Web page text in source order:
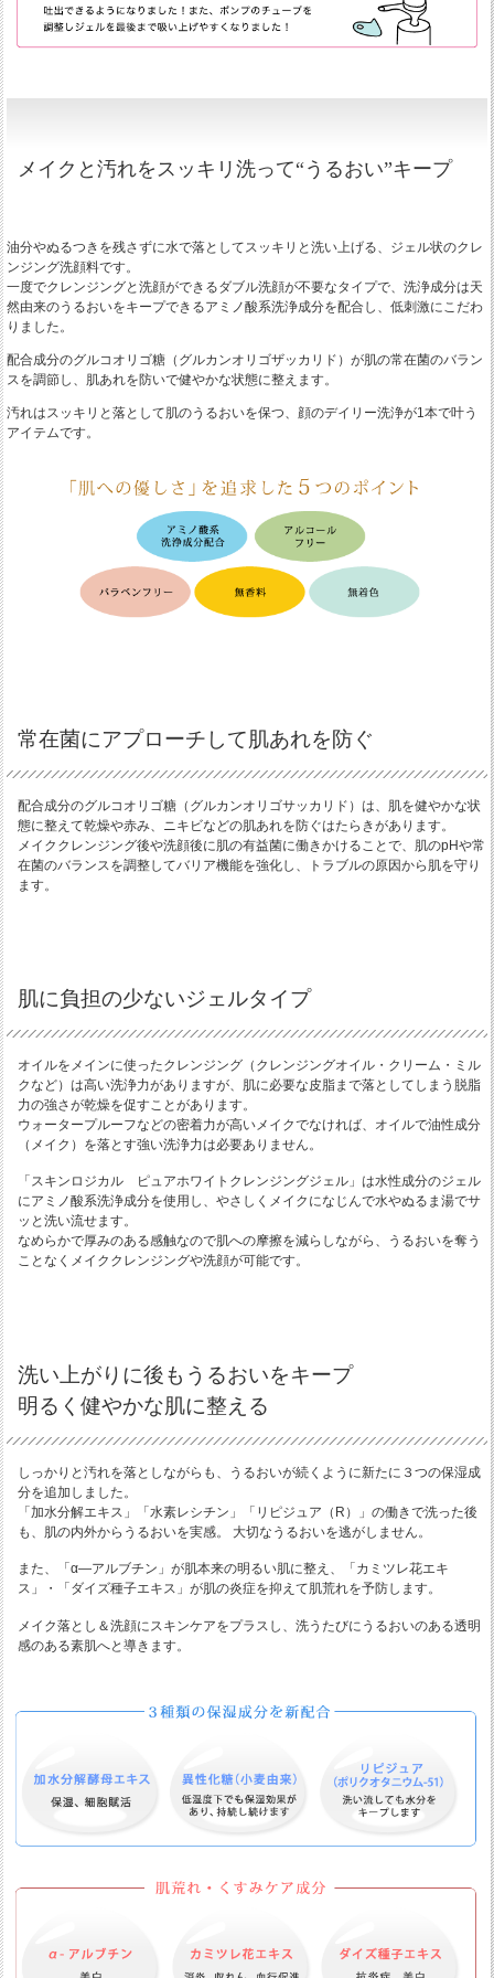
メイクと汚れをスッキリ洗って“うるおい”キープ
油分やぬるつきを残さずに水で落としてスッキリと洗い上げる、ジェル状のクレ
ンジング洗顔料です。
一度でクレンジングと洗顔ができるダブル洗顔が不要なタイプで、洗浄成分は天
然由来のうるおいをキープできるアミノ酸系洗浄成分を配合し、低刺激にこだわ
りました。
配合成分のグルコオリゴ糖（グルカンオリゴザッカリド）が肌の常在菌のバラン
スを調節し、肌あれを防いで健やかな状態に整えます。
汚れはスッキリと落として肌のうるおいを保つ、顔のデイリー洗浄が1本で叶う
アイテムです。
常在菌にアプローチして肌あれを防ぐ
配合成分のグルコオリゴ糖（グルカンオリゴサッカリド）は、肌を健やかな状
態に整えて乾燥や赤み、ニキビなどの肌あれを防ぐはたらきがあります。
メイククレンジング後や洗顔後に肌の有益菌に働きかけることで、肌のpHや常
在菌のバランスを調整してバリア機能を強化し、トラブルの原因から肌を守り
ます。
肌に負担の少ないジェルタイプ
オイルをメインに使ったクレンジング（クレンジングオイル・クリーム・ミル
クなど）は高い洗浄力がありますが、肌に必要な皮脂まで落としてしまう脱脂
力の強さが乾燥を促すことがあります。
ウォータープルーフなどの密着力が高いメイクでなければ、オイルで油性成分
（メイク）を落とす強い洗浄力は必要ありません。
「スキンロジカル ピュアホワイトクレンジングジェル」は水性成分のジェル
にアミノ酸系洗浄成分を使用し、やさしくメイクになじんで水やぬるま湯でサ
ッと洗い流せます。
なめらかで厚みのある感触なので肌への摩擦を減らしながら、うるおいを奪う
ことなくメイククレンジングや洗顔が可能です。
洗い上がりに後もうるおいをキープ
明るく健やかな肌に整える
しっかりと汚れを落としながらも、うるおいが続くように新たに３つの保湿成
分を追加しました。
「加水分解エキス」「水素レシチン」「リピジュア（R）」の働きで洗った後
も、肌の内外からうるおいを実感。 大切なうるおいを逃がしません。
また、「α―アルブチン」が肌本来の明るい肌に整え、「カミツレ花エキ
ス」・「ダイズ種子エキス」が肌の炎症を抑えて肌荒れを予防します。
メイク落とし＆洗顔にスキンケアをプラスし、洗うたびにうるおいのある透明
感のある素肌へと導きます。